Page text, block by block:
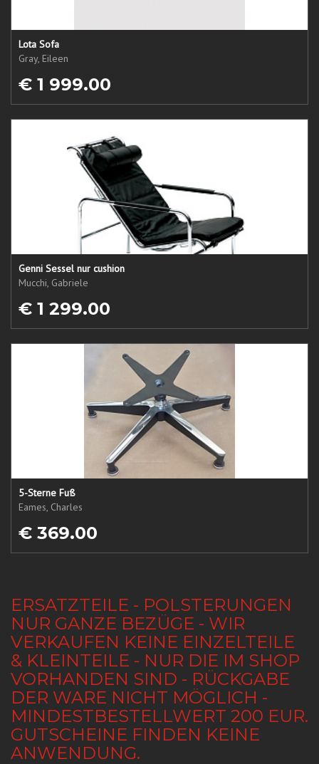
Lota Sofa
Gray, Eileen
€ 1 999.00
Genni Sessel nur cushion
Mucchi, Gabriele
€ 1 299.00
5-Sterne Fuß
Eames, Charles
€ 369.00
ERSATZTEILE - POLSTERUNGEN
NUR GANZE BEZÜGE - WIR
VERKAUFEN KEINE EINZELTEILE
& KLEINTEILE - NUR DIE IM SHOP
VORHANDEN SIND - RÜCKGABE
DER WARE NICHT MÖGLICH -
MINDESTBESTELLWERT 200 EUR.
GUTSCHEINE FINDEN KEINE
ANWENDUNG.